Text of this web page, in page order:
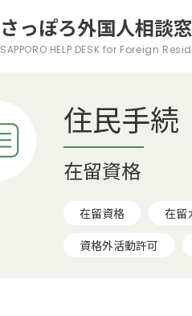
さっぽろ外国人相談
SAPPORO HELP DESK for Foreign
住民手続
在留資格
在留資格 在留
資格外活動許可